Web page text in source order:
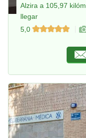
Alzira a 105,97
llegar
5,0